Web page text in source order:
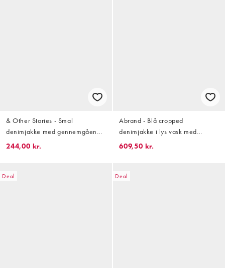
& Other Stories - Smal
denimjakke med gennemgående
lynlås i mellemblå vask
244,00 kr.
Abrand - Blå cropped
denimjakke i lys vask med
bomber-design og brystlomme
609,50 kr.
Deal Deal